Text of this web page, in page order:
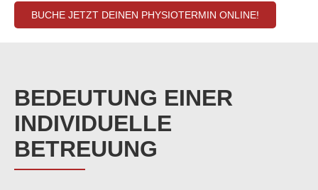
BUCHE JETZT DEINEN PHYSIOTERMIN ONLINE!
BEDEUTUNG EINER
INDIVIDUELLE
BETREUUNG